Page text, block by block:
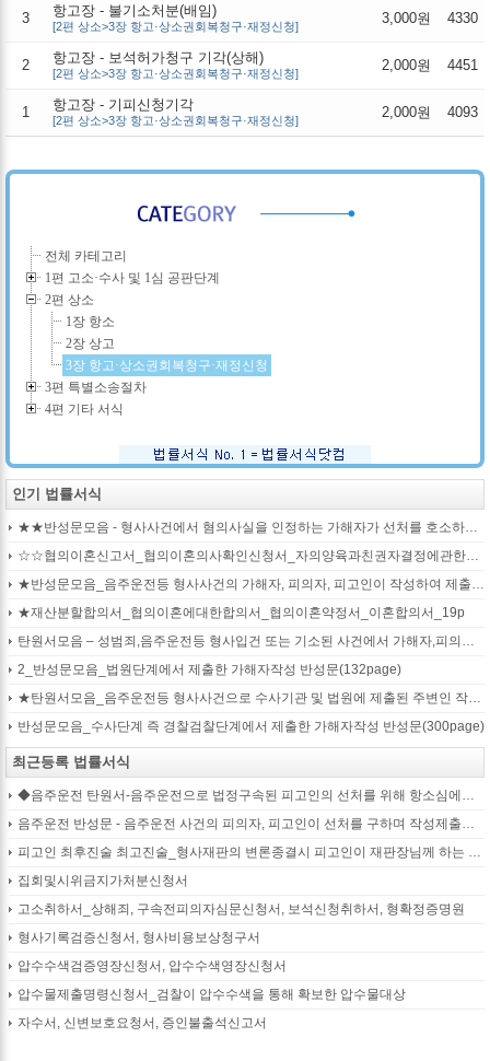
3 항고장 - 불기소처분(배임)
[2편 상소>3장 항고·상소권회복청구·재정신청] 3,000원 4330
2 항고장 - 보석허가청구 기각(상해)
[2편 상소>3장 항고·상소권회복청구·재정신청] 2,000원 4451
1 항고장 - 기피신청기각
[2편 상소>3장 항고·상소권회복청구·재정신청] 2,000원 4093
전체 카테고리
1편 고소·수사 및 1심 공판단계
2편 상소
1장 항소
2장 상고
3장 항고·상소권회복청구·재정신청
3편 특별소송절차
4편 기타 서식
인기 법률서식
★★반성문모음 - 형사사건에서 혐의사실을 인정하는 가해자가 선처를 호소하며 제출작성하는 반성문2
☆☆협의이혼신고서_협의이혼의사확인신청서_자의양육과친권자결정에관한협의서_22p
★반성문모음_음주운전등 형사사건의 가해자, 피의자, 피고인이 작성하여 제출하는 반성문모음(380page)
★재산분할합의서_협의이혼에대한합의서_협의이혼약정서_이혼합의서_19p
탄원서모음 – 성범죄,음주운전등 형사입건 또는 기소된 사건에서 가해자,피의자,피고인을 위하여 선처를 호소하는 내용(지인분들 작성)
2_반성문모음_법원단계에서 제출한 가해자작성 반성문(132page)
★탄원서모음_음주운전등 형사사건으로 수사기관 및 법원에 제출된 주변인 작성 선처호소 탄원서(208page)
반성문모음_수사단계 즉 경찰검찰단계에서 제출한 가해자작성 반성문(300page)
최근등록 법률서식
◆음주운전 탄원서-음주운전으로 법정구속된 피고인의 선처를 위해 항소심에서 제출하는 탄원서(45page)
음주운전 반성문 - 음주운전 사건의 피의자, 피고인이 선처를 구하며 작성제출하는 반성문
피고인 최후진술 최고진술_형사재판의 변론종결시 피고인이 재판장님께 하는 최종진술 의견내용(36페이지)
집회및시위금지가처분신청서
고소취하서_상해죄, 구속전피의자심문신청서, 보석신청취하서, 형확정증명원
형사기록검증신청서, 형사비용보상청구서
압수수색검증영장신청서, 압수수색영장신청서
압수물제출명령신청서_검찰이 압수수색을 통해 확보한 압수물대상
자수서, 신변보호요청서, 증인불출석신고서